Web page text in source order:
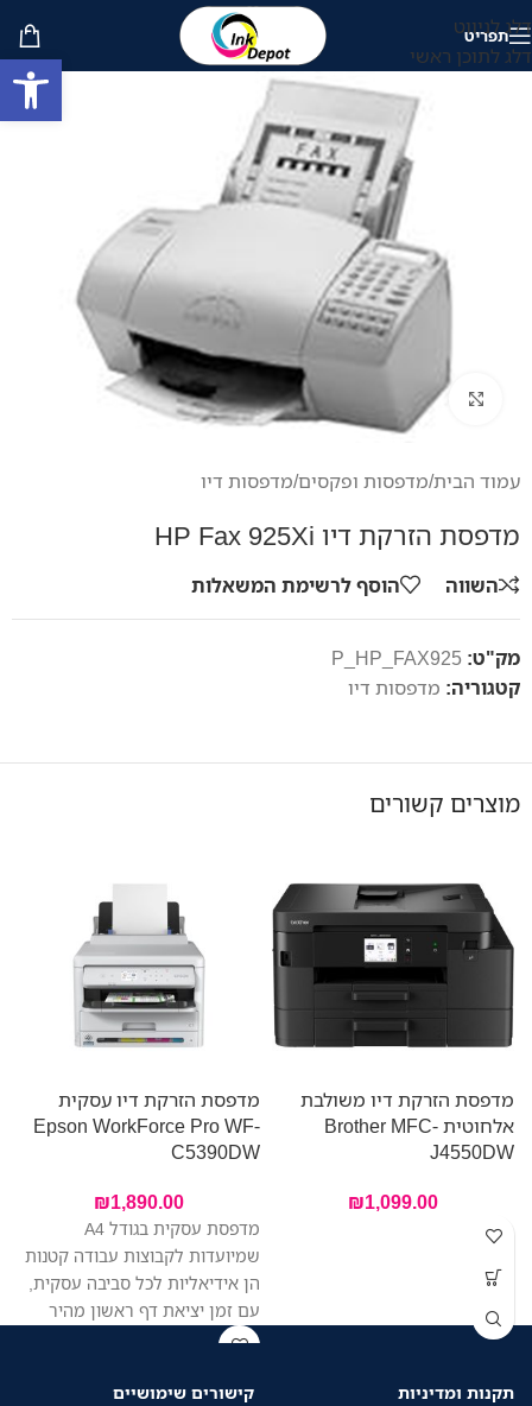
דלג לניווט
דלג לתוכן ראשי
תפריט
לחץ להגדלה
עמוד הבית/מדפסות ופקסים/מדפסות דיו
מדפסת הזרקת דיו HP Fax 925Xi
השווה הוסף לרשימת המשאלות
מק"ט: P_HP_FAX925
קטגוריה: מדפסות דיו
מוצרים קשורים
מדפסת הזרקת דיו משולבת
אלחוטית Brother MFC-
J4550DW
₪1,099.00
מדפסת הזרקת דיו עסקית
Epson WorkForce Pro WF-
C5390DW
₪1,890.00
מדפסת עסקית בגודל A4
שמיועדות לקבוצות עבודה קטנות
הן אידיאליות לכל סביבה עסקית,
עם זמן יציאת דף ראשון מהיר
יותר בהשוואה למדפסות לייזר
אנרגיה נמוכה ושילוב מערכות
תקנות ומדיניות
קישורים שימושיים
פתח